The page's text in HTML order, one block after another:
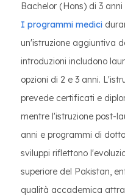
Bachelor (Hons) di 3
I programmi medici
un'istruzione aggiuntiva
introduzioni includono
opzioni di 2 e 3 anni.
prevede certificati e
mentre l'istruzione post-
anni e programmi di
sviluppi riflettono
superiore del Pakistan,
qualità accademica